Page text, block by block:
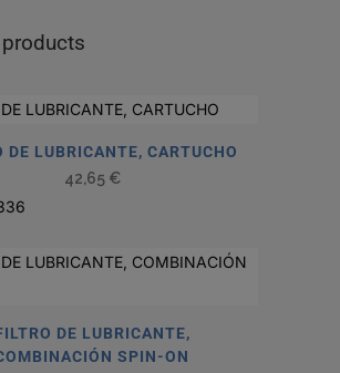
DE LUBRICANTE, CARTUCHO
42,65 €
DE LUBRICANTE,
SPIN-ON